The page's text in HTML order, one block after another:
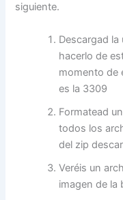
siguiente.
Descargad la
hacerlo de
momento de
es la 3309
Formatead
todos los
del zip
Veréis un
imagen de la